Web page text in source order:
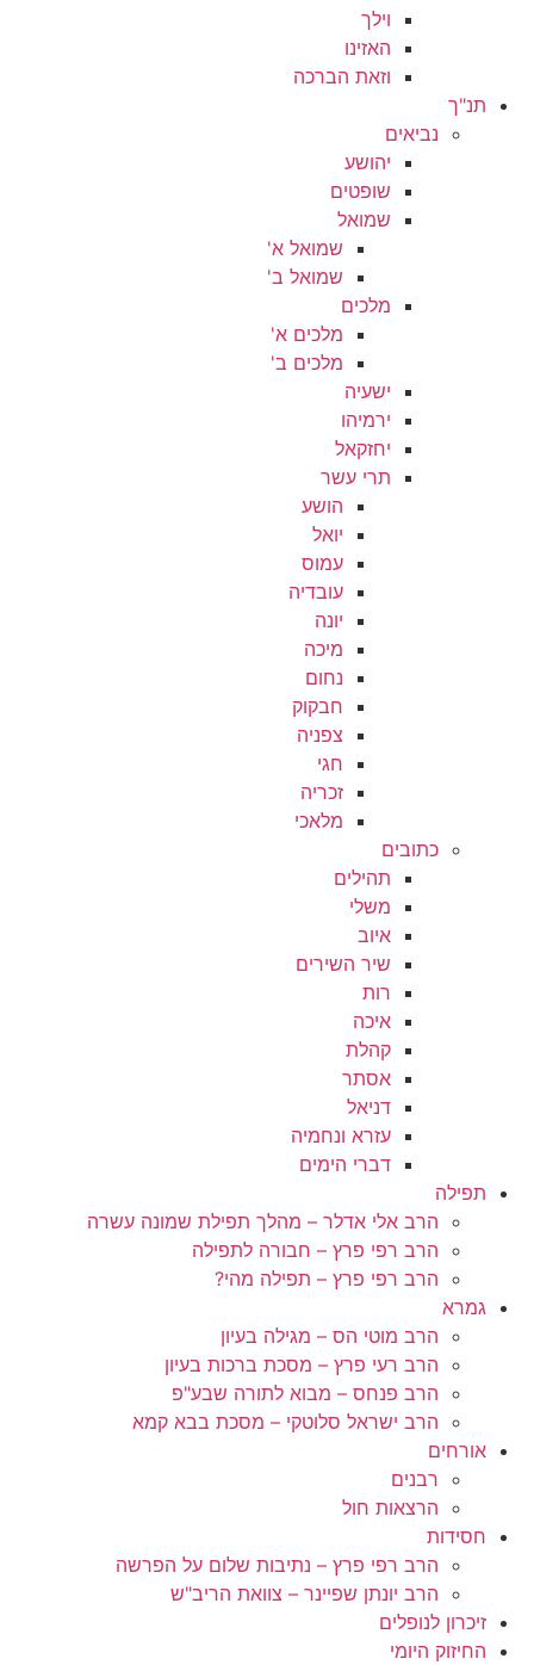
וילך
האזינו
וזאת הברכה
תנ"ך
נביאים
יהושע
שופטים
שמואל
שמואל א'
שמואל ב'
מלכים
מלכים א'
מלכים ב'
ישעיה
ירמיהו
יחזקאל
תרי עשר
הושע
יואל
עמוס
עובדיה
יונה
מיכה
נחום
חבקוק
צפניה
חגי
זכריה
מלאכי
כתובים
תהילים
משלי
איוב
שיר השירים
רות
איכה
קהלת
אסתר
דניאל
עזרא ונחמיה
דברי הימים
תפילה
הרב אלי אדלר – מהלך תפילת שמונה עשרה
הרב רפי פרץ – חבורה לתפילה
הרב רפי פרץ – תפילה מהי?
גמרא
הרב מוטי הס – מגילה בעיון
הרב רעי פרץ – מסכת ברכות בעיון
הרב פנחס – מבוא לתורה שבע"פ
הרב ישראל סלוטקי – מסכת בבא קמא
אורחים
רבנים
הרצאות חול
חסידות
הרב רפי פרץ – נתיבות שלום על הפרשה
הרב יונתן שפיינר – צוואת הריב"ש
זיכרון לנופלים
החיזוק היומי